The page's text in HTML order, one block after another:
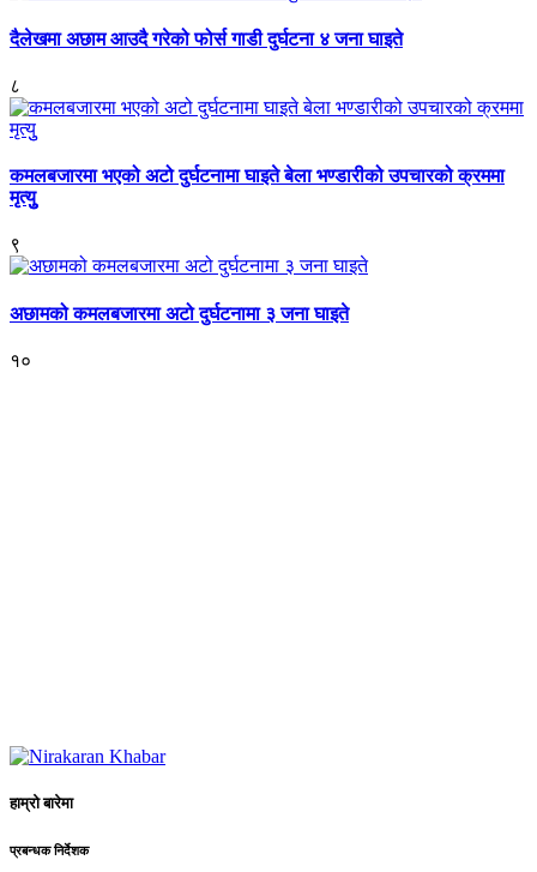
दैलेखमा अछाम आउदै गरेको फोर्स गाडी दुर्घटना ४ जना घाइते
८
कमलबजारमा भएको अटो दुर्घटनामा घाइते बेला भण्डारीको उपचारको क्रममा
मृत्युु
९
अछामको कमलबजारमा अटो दुर्घटनामा ३ जना घाइते
१०
हाम्रो बारेमा
प्रबन्धक निर्देशक